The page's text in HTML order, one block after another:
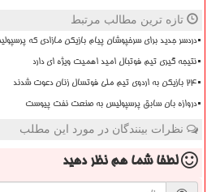
تازه ترین مطالب مرتبط
دردسر جدید برای سرخپوشان پیام بازیکن مازادی که
نتیجه گیری تیم فوتبال امید اهمیت ویژه ای دارد
۲۴ بازیکن به اردوی تیم ملی فوتسال زنان دعوت شدند
دروازه بان سابق پرسپولیس به صنعت نفت پیوست
نظرات بینندگان در مورد این مطلب
لطفا شما همنظر دهید